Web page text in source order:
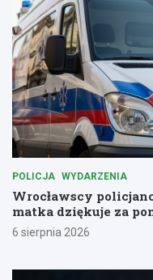
POLICJA WYDARZENIA
Wrocławscy
matka dziękuje za
6 sierpnia 2026